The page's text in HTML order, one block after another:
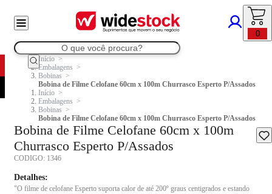
0
Início
Embalagens
Bobinas
Bobina de Filme Celofane 60cm x 100m Churrasco Esperto P/Assados
Início
Embalagens
Bobinas
Bobina de Filme Celofane 60cm x 100m Churrasco Esperto P/Assados
Bobina de Filme Celofane 60cm x 100m
Churrasco Esperto P/Assados
CODIGO: 1346
Detalhes:
"O filme de celofane Esperto suporta calor de até 200º graus centigrados e estando